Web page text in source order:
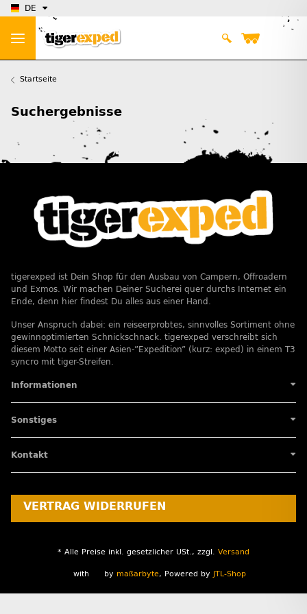
DE
Startseite
Suchergebnisse
tigerexped ist Dein Shop für den Ausbau von Campern, Offroadern
und Exmos. Wir machen Deiner Sucherei quer durchs Internet ein
Ende, denn hier findest Du alles aus einer Hand.
Unser Anspruch dabei: ein reiseerprobtes, sinnvolles Sortiment ohne
gewinnoptimierten Schnickschnack. tigerexped verschreibt sich
diesem Motto seit einer Asien-”Expedition” (kurz: exped) in einem T3
syncro mit tiger-Streifen.
Informationen
Sonstiges
Kontakt
VERTRAG WIDERRUFEN
* Alle Preise inkl. gesetzlicher USt., zzgl. Versand
with by maßarbyte, Powered by JTL-Shop